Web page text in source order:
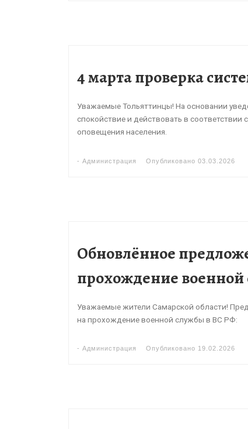
4 марта проверка
Уважаемые Тольяттинцы! На основании
спокойствие и действовать в
оповещения населения.
- Администрация Опубликовано 03.03.2026
Обновлённое
прохождение
Уважаемые жители Самарской области!
на прохождение военной службы в ВС РФ:
- Администрация Опубликовано 19.02.2026